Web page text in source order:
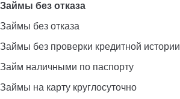
Займы без отказа
Займы без отказа
Займы без проверки кредитной истории
Займ наличными по паспорту
Займы на карту круглосуточно